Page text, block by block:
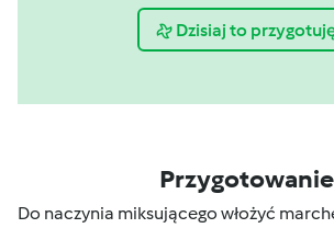
Dzisiaj to
Przygotowanie
Do naczynia miksującego włożyć